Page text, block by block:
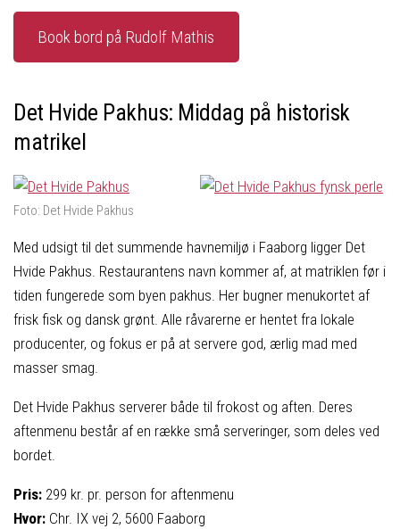
Book bord på Rudolf Mathis
Det Hvide Pakhus: Middag på historisk
matrikel
Foto: Det Hvide Pakhus
Med udsigt til det summende havnemiljø i Faaborg ligger Det
Hvide Pakhus. Restaurantens navn kommer af, at matriklen før i
tiden fungerede som byen pakhus. Her bugner menukortet af
frisk fisk og dansk grønt. Alle råvarerne er hentet fra lokale
producenter, og fokus er på at servere god, ærlig mad med
masser smag.
Det Hvide Pakhus serverer både til frokost og aften. Deres
aftenmenu består af en række små serveringer, som deles ved
bordet.
Pris: 299 kr. pr. person for aftenmenu
Hvor: Chr. IX vej 2, 5600 Faaborg